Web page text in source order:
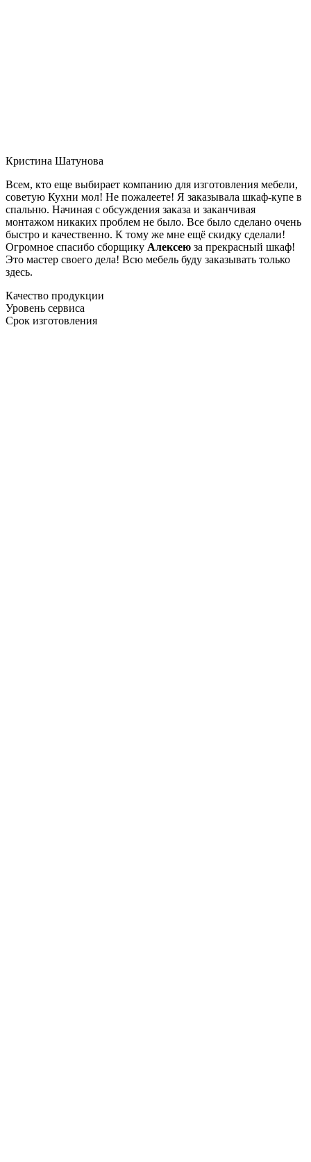
Кристина Шатунова
Всем, кто еще выбирает компанию для изготовления мебели,
советую Кухни мол! Не пожалеете! Я заказывала шкаф-купе в
спальню. Начиная с обсуждения заказа и заканчивая
монтажом никаких проблем не было. Все было сделано очень
быстро и качественно. К тому же мне ещё скидку сделали!
Огромное спасибо сборщику Алексею за прекрасный шкаф!
Это мастер своего дела! Всю мебель буду заказывать только
здесь.
Качество продукции
Уровень сервиса
Срок изготовления